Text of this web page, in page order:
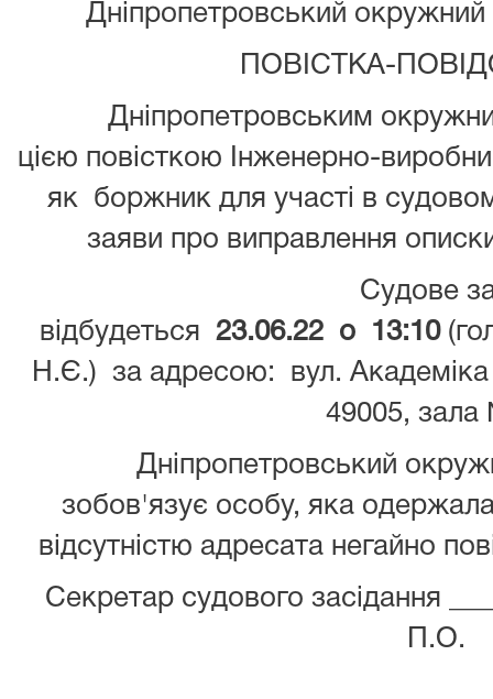
Дніпропетровський окружний
ПОВІСТКА-
Дніпропетровським окружним
цією повісткою Інженерно-
як боржник для участі в
заяви про виправлення
Судове
відбудеться 23.06.22 о 13:10
Н.Є.) за адресою: вул.
49005,
Дніпропетровський
зобов'язує особу, яка
відсутністю адресата негайно
Секретар судового засідання
П.О.